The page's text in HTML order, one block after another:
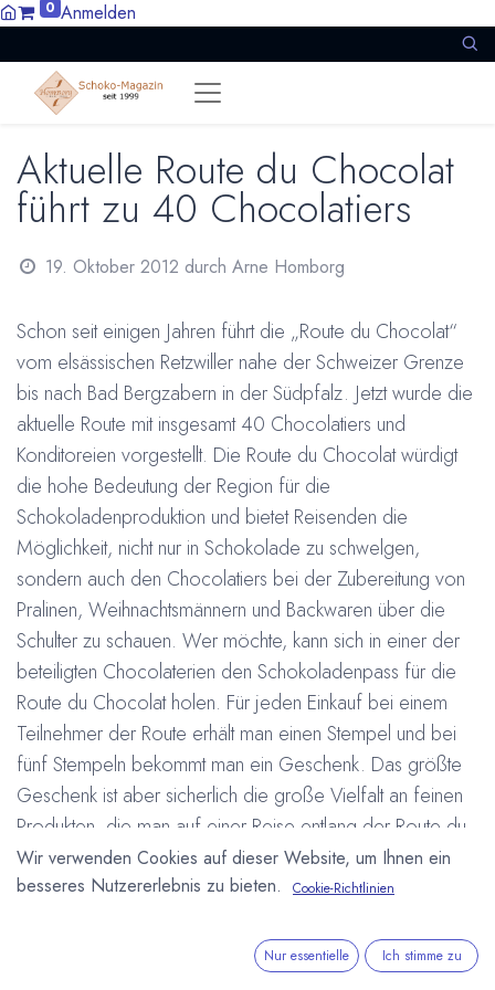
0 Anmelden
Aktuelle Route du Chocolat
führt zu 40 Chocolatiers
19. Oktober 2012 durch Arne Homborg
Schon seit einigen Jahren führt die „Route du Chocolat“
vom elsässischen Retzwiller nahe der Schweizer Grenze
bis nach Bad Bergzabern in der Südpfalz. Jetzt wurde die
aktuelle Route mit insgesamt 40 Chocolatiers und
Konditoreien vorgestellt. Die Route du Chocolat würdigt
die hohe Bedeutung der Region für die
Schokoladenproduktion und bietet Reisenden die
Möglichkeit, nicht nur in Schokolade zu schwelgen,
sondern auch den Chocolatiers bei der Zubereitung von
Pralinen, Weihnachtsmännern und Backwaren über die
Schulter zu schauen. Wer möchte, kann sich in einer der
beteiligten Chocolaterien den Schokoladenpass für die
Route du Chocolat holen. Für jeden Einkauf bei einem
Teilnehmer der Route erhält man einen Stempel und bei
fünf Stempeln bekommt man ein Geschenk. Das größte
Geschenk ist aber sicherlich die große Vielfalt an feinen
Produkten, die man auf einer Reise entlang der Route du
Chocolat entdecken kann. Weitere Informationen unter:
http://www.musee-du-chocolat.com/route-chocolat/
19. Oktober 2012
Wir verwenden Cookies auf dieser Website, um Ihnen ein
besseres Nutzererlebnis zu bieten.
Cookie-Richtlinien
Nur essentielle Ich stimme zu